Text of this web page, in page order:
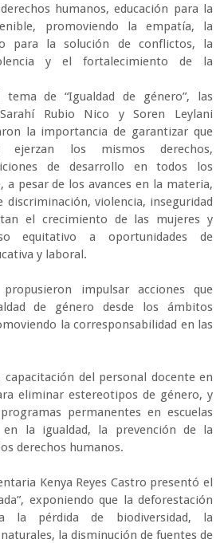
humanos, educación para la
promoviendo la empatía, la
para la solución de conflictos, la
y el fortalecimiento de la
de “Igualdad de género”, las
Rubio Nico y Soren Leylani
la importancia de garantizar que
ejerzan los mismos derechos,
de desarrollo en todos los
a pesar de los avances en la materia,
discriminación, violencia, inseguridad
el crecimiento de las mujeres y
equitativo a oportunidades de
y laboral.
impulsar acciones que
de género desde los ámbitos
la corresponsabilidad en las
del personal docente en
eliminar estereotipos de género, y
permanentes en escuelas
en la igualdad, la prevención de la
derechos humanos.
Kenya Reyes Castro presentó el
exponiendo que la deforestación
la pérdida de biodiversidad, la
la disminución de fuentes de